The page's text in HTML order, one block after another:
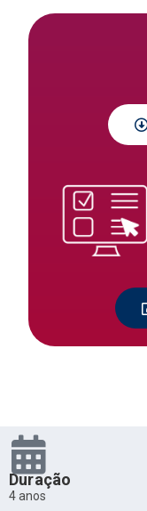
Duração
4 anos